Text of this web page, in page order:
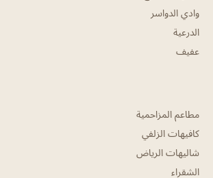
وادي الدواسر
الدرعية
عفيف
مطاعم المزاحمية
كافيهات الزلفي
شاليهات الرياض
الشقراء